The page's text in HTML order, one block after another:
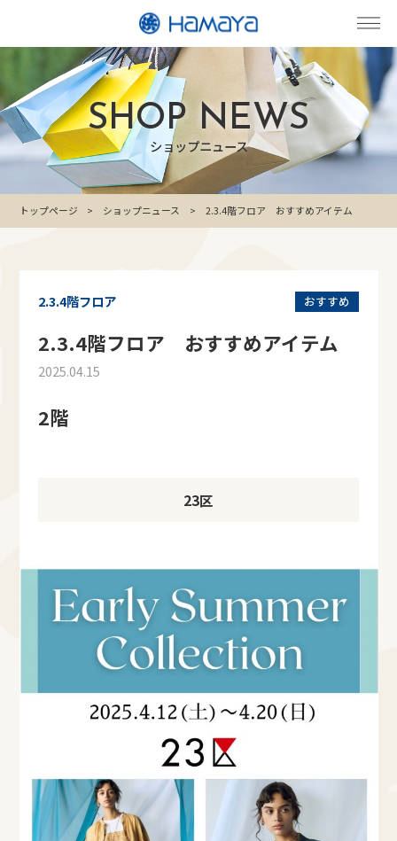
SHOP NEWS
ショップニュース
トップページ ショップニュース 2.3.4階フロア おすすめアイテム
おすすめ
2.3.4階フロア
2.3.4階フロア おすすめアイテム
2025.04.15
2階
23区